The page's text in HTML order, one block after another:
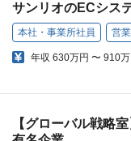
サンリオのECシス
本社・事業所社員 営
年収 630万円 〜 910万
【グローバル戦略